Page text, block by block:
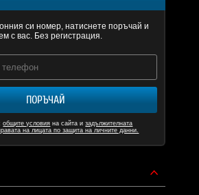
си номер, натиснете поръчай и
с вас. Без регистрация.
ПОРЪЧАЙ
общите условия на сайта изадължителната
на лицата по защита на личните данни.